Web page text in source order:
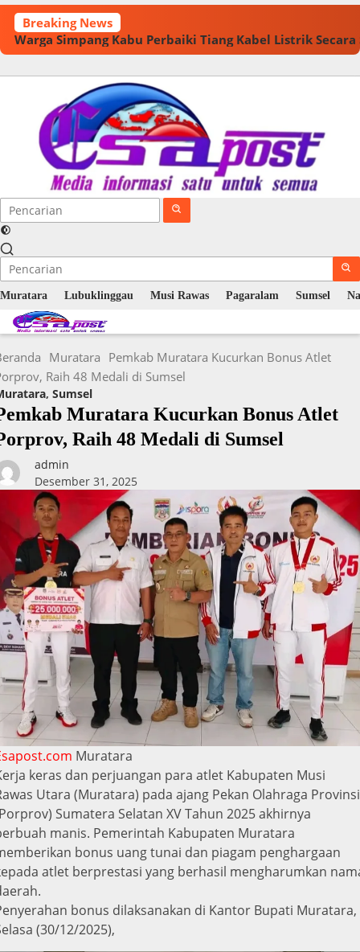
Langsung
konten
Breaking News
Warga Simpang Kabu Perbaiki Tiang Kabel Listrik
Muratara Lubuklinggau Musi Rawas Pagaralam Sumsel
Muratara Pemkab Muratara Kucurkan Bonus Atlet
Raih 48 Medali di Sumsel
, Sumsel
Muratara Kucurkan Bonus Atlet
Raih 48 Medali di Sumsel
admin
Desember 31, 2025
Muratara
keras dan perjuangan para atlet Kabupaten Musi
Utara (Muratara) pada ajang Pekan Olahraga Provinsi
Sumatera Selatan XV Tahun 2025 akhirnya
manis. Pemerintah Kabupaten Muratara
bonus uang tunai dan piagam penghargaan
atlet berprestasi yang berhasil mengharumkan
bonus dilaksanakan di Kantor Bupati Muratara,
(30/12/2025),